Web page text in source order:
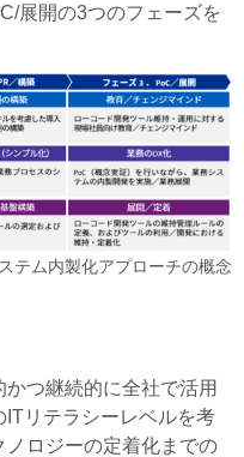
展開の3つのフェーズを
テム内製化アプローチの概念
つ継続的に全社で活用
リテラシーレベルを考
ノロジーの定着化までの